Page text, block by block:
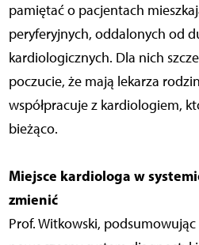
pamiętać o pacjentach
peryferyjnych, oddalonych od
kardiologicznych. Dla nich
poczucie, że mają lekarza
współpracuje z kardiologiem,
bieżąco.
Miejsce kardiologa w
zmienić
Prof. Witkowski, podsumowując